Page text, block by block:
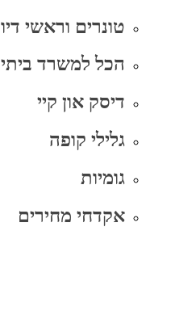
טונרים וראשי דיו
הכל למשרד ביתי
דיסק און קיי
גלילי קופה
גומיות
אקדחי מחירים